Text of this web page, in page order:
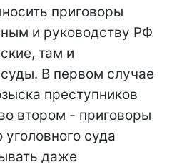
приговоры
и руководству РФ
там и
В первом случае
преступников
втором - приговоры
суда
даже